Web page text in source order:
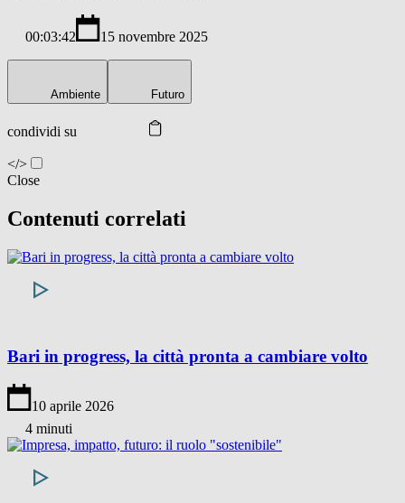
00:03:42 15 novembre 2025
Ambiente Futuro
condividi su
</>
Close
Contenuti correlati
Bari in progress, la città pronta a cambiare volto
10 aprile 2026
4 minuti